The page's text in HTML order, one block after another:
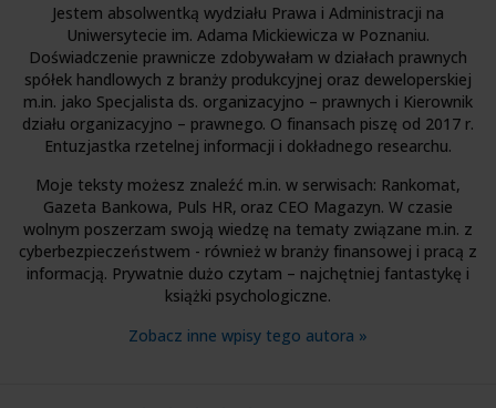
Jestem absolwentką wydziału Prawa i Administracji na
Uniwersytecie im. Adama Mickiewicza w Poznaniu.
Doświadczenie prawnicze zdobywałam w działach prawnych
spółek handlowych z branży produkcyjnej oraz deweloperskiej
m.in. jako Specjalista ds. organizacyjno – prawnych i Kierownik
działu organizacyjno – prawnego. O finansach piszę od 2017 r.
Entuzjastka rzetelnej informacji i dokładnego researchu.
Moje teksty możesz znaleźć m.in. w serwisach: Rankomat,
Gazeta Bankowa, Puls HR, oraz CEO Magazyn. W czasie
wolnym poszerzam swoją wiedzę na tematy związane m.in. z
cyberbezpieczeństwem - również w branży finansowej i pracą z
informacją. Prywatnie dużo czytam – najchętniej fantastykę i
książki psychologiczne.
Zobacz inne wpisy tego autora »